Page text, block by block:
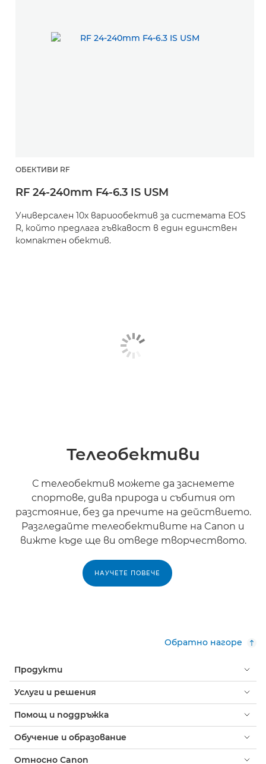
ОБЕКТИВИ RF
RF 24-240mm F4-6.3 IS USM
Универсален 10x вариообектив за системата EOS
R, който предлага гъвкавост в един единствен
компактен обектив.
Телеобективи
С телеобектив можете да заснемете
спортове, дива природа и събития от
разстояние, без да пречите на действието.
Разгледайте телеобективите на Canon и
вижте къде ще ви отведе творчеството.
НАУЧЕТЕ ПОВЕЧЕ
Обратно нагоре
Продукти
Услуги и решения
Помощ и поддръжка
Обучение и образование
Относно Canon